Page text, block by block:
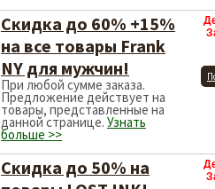
Скидка до 60% +15%
на все товары Frank
NY для мужчин!
При любой сумме заказа.
Предложение действует на
товары, представленные на
данной странице. Узнать
больше >>
Скидка до 50% на